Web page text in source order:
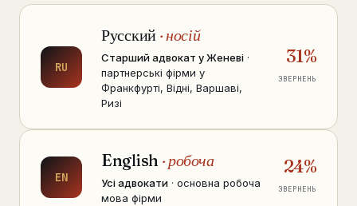
RU
Русский · носій
Старший адвокат у Женеві ·
партнерські фірми у
Франкфурті, Відні, Варшаві,
Ризі
31%
ЗВЕРНЕНЬ
EN
English · робоча
Усі адвокати · основна робоча
мова фірми
24%
ЗВЕРНЕНЬ